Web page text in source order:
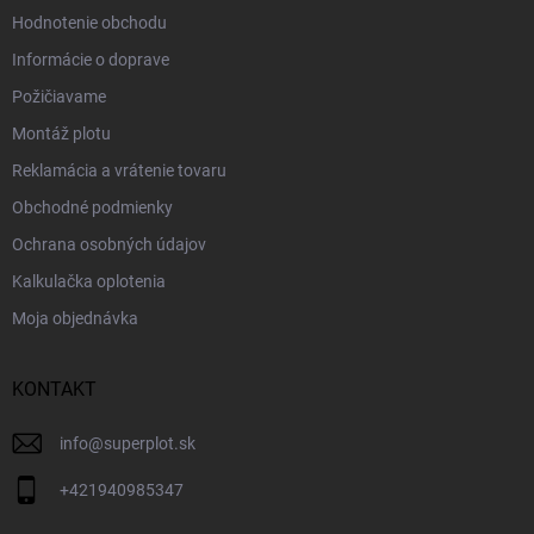
Hodnotenie obchodu
Informácie o doprave
Požičiavame
Montáž plotu
Reklamácia a vrátenie tovaru
Obchodné podmienky
Ochrana osobných údajov
Kalkulačka oplotenia
Moja objednávka
KONTAKT
info@superplot.sk
+421940985347